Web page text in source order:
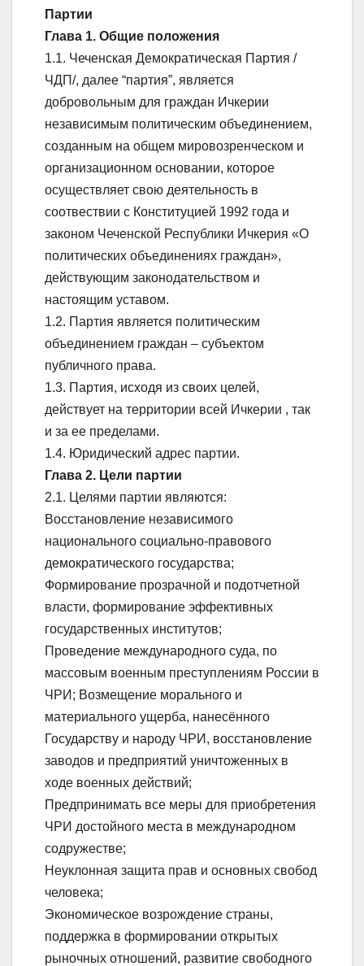
Партии
Глава 1. Общие положения
1.1. Чеченская Демократическая Партия /
ЧДП/, далее “партия”, является
добровольным для граждан Ичкерии
независимым политическим объединением,
созданным на общем мировозренческом и
организационном основании, которое
осуществляет свою деятельность в
соотвествии с Конституцией 1992 года и
законом Чеченской Республики Ичкерия «О
политических объединениях граждан»,
действующим законодательством и
настоящим уставом.
1.2. Партия является политическим
объединением граждан – субъектом
публичного права.
1.3. Партия, исходя из своих целей,
действует на территории всей Ичкерии , так
и за ее пределами.
1.4. Юридический адрес партии.
Глава 2. Цели партии
2.1. Целями партии являются:
Восстановление независимого
национального социально-правового
демократического государства;
Формирование прозрачной и подотчетной
власти, формирование эффективных
государственных институтов;
Проведение международного суда, по
массовым военным преступлениям России в
ЧРИ; Возмещение морального и
материального ущерба, нанесённого
Государству и народу ЧРИ, восстановление
заводов и предприятий уничтоженных в
ходе военных действий;
Предпринимать все меры для приобретения
ЧРИ достойного места в международном
содружестве;
Неуклонная защита прав и основных свобод
человека;
Экономическое возрождение страны,
поддержка в формировании открытых
рыночных отношений, развитие свободного